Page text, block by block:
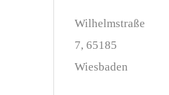
Wilhelmstraße
7, 65185
Wiesbaden